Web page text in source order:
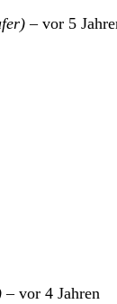
– vor 5
– vor 4 Jahren